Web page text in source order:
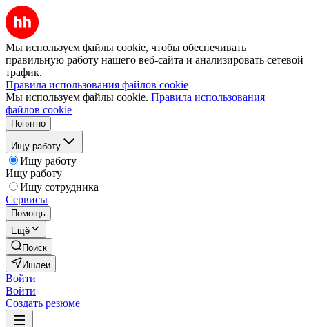
Мы используем файлы cookie, чтобы обеспечивать
правильную работу нашего веб-сайта и анализировать сетевой
трафик.
Правила использования файлов cookie
Мы используем файлы cookie. Правила использования
файлов cookie
Понятно
Ищу работу
Ищу работу
Ищу работу
Ищу сотрудника
Сервисы
Помощь
Ещё
Поиск
Ишлеи
Войти
Войти
Создать резюме